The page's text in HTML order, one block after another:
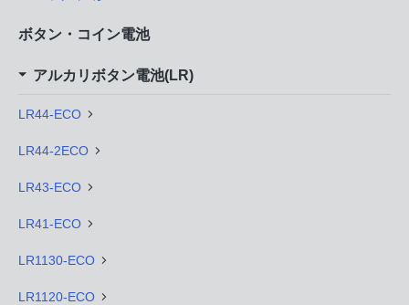
ボタン・コイン電池
アルカリボタン電池(LR)
LR44-ECO
LR44-2ECO
LR43-ECO
LR41-ECO
LR1130-ECO
LR1120-ECO